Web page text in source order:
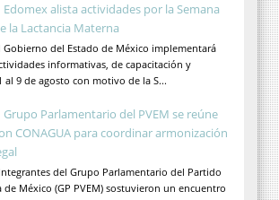
Edomex alista actividades por la Semana
la Lactancia Materna
Gobierno del Estado de México implementará
informativas, de capacitación y
al 9 de agosto con motivo de la S...
Grupo Parlamentario del PVEM se reúne
CONAGUA para coordinar armonización
Integrantes del Grupo Parlamentario del Partido
de México (GP PVEM) sostuvieron un encuentro